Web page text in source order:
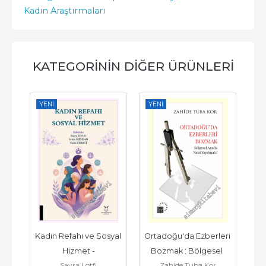
Kadın Araştırmaları
KATEGORININ DIĞER ÜRÜNLERI
YENI
Kadın Refahı ve Sosyal
Hizmet -
YENI
Ortadoğu'da Ezberleri
Bozmak : Bölgesel